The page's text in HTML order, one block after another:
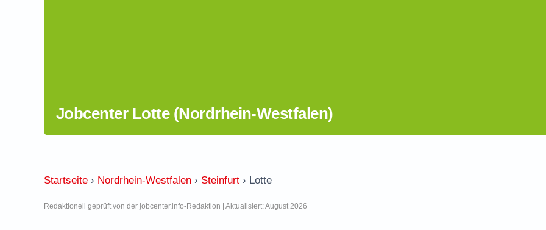
Jobcenter Lotte (Nordrhein-Westfalen)
Startseite › Nordrhein-Westfalen › Steinfurt › Lotte
Redaktionell geprüft von der jobcenter.info-Redaktion | Aktualisiert: August 2026